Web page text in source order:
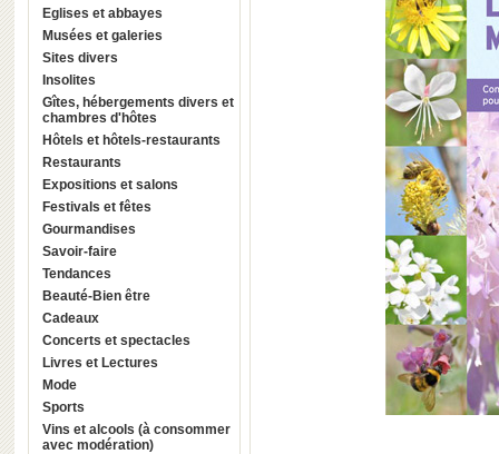
Eglises et abbayes
Musées et galeries
Sites divers
Insolites
Gîtes, hébergements divers et
chambres d'hôtes
Hôtels et hôtels-restaurants
Restaurants
Expositions et salons
Festivals et fêtes
Gourmandises
Savoir-faire
Tendances
Beauté-Bien être
Cadeaux
Concerts et spectacles
Livres et Lectures
Mode
Sports
Vins et alcools (à consommer
avec modération)